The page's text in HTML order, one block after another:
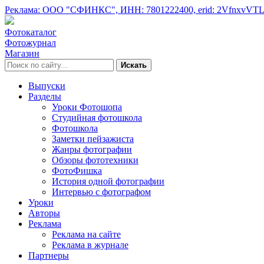
Реклама: ООО "СФИНКС", ИНН: 7801222400, erid:
Фотокаталог
Фотожурнал
Магазин
Искать
Выпуски
Разделы
Уроки Фотошопа
Студийная фотошкола
Фотошкола
Заметки пейзажиста
Жанры фотографии
Обзоры фототехники
ФотоФишка
История одной фотографии
Интервью с фотографом
Уроки
Авторы
Реклама
Реклама на сайте
Реклама в журнале
Партнеры